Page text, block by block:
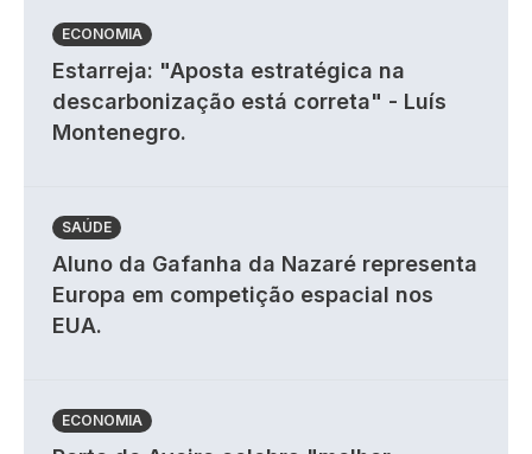
ECONOMIA
Estarreja: "Aposta estratégica na
descarbonização está correta" - Luís
Montenegro.
SAÚDE
Aluno da Gafanha da Nazaré representa
Europa em competição espacial nos
EUA.
ECONOMIA